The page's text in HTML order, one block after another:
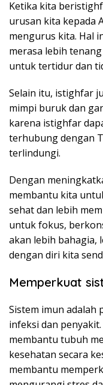
Ketika kita
urusan kita kepada
mengurus kita. Hal
merasa lebih
untuk tertidur dan
Selain itu, istighfar
mimpi buruk dan
karena istighfar
terhubung dengan
terlindungi.
Dengan
membantu kita
sehat dan lebih
untuk fokus,
akan lebih bahagia,
dengan diri kita
Memperkuat
Sistem imun adalah
infeksi dan
membantu tubuh
kesehatan secara
membantu